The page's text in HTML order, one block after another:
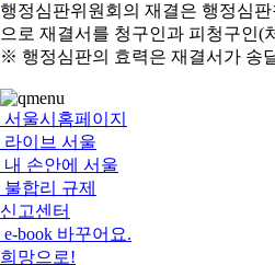
행정심판위원회의 재결은 행정심
으로 재결서를 청구인과 피청구인(
※ 행정심판의 효력은 재결서가 송
서울시홈페이지
라이브 서울
내 손안에 서울
불합리 규제
신고센터
e-book 바꾸어요.
희망으로!